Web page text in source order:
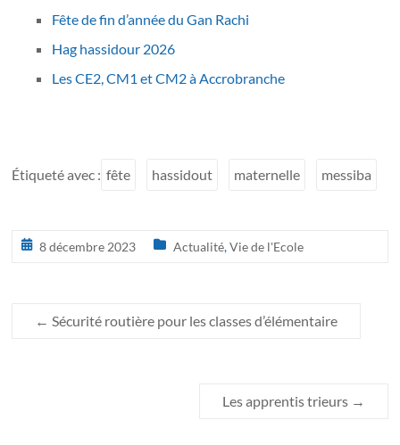
Fête de fin d’année du Gan Rachi
Hag hassidour 2026
Les CE2, CM1 et CM2 à Accrobranche
Étiqueté avec : fête hassidout maternelle messiba
8 décembre 2023 Actualité,Vie de l'Ecole
← Sécurité routière pour les classes d’élémentaire
Les apprentis trieurs →